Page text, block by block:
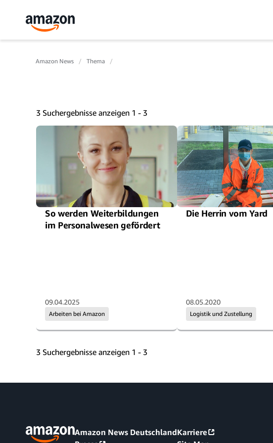
Amazon News Thema
3 Suchergebnisse anzeigen 1 - 3
So werden Weiterbildungen
im Personalwesen gefördert
Arbeiten bei Amazon
09.04.2025
Die Herrin vom Yard
Logistik und Zustellung
08.05.2020
3 Suchergebnisse anzeigen 1 - 3
Amazon News DeutschlandKarriere